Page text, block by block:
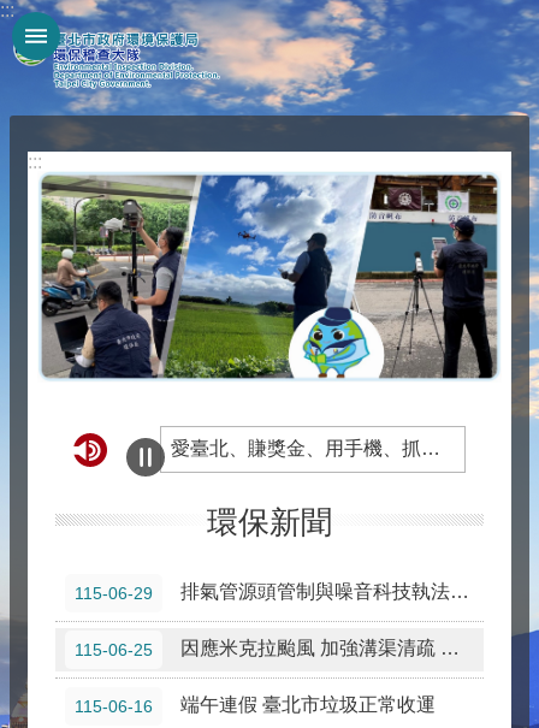
跳到主要內容區塊
:::
:::
愛臺北、賺獎金、用手機、抓賄選，檢舉賄選專線0800-024-099，臺北地檢署、臺北市政府政風處關心您。
衛生福利部身心障礙者權利公約（CRPD）宣導
臺北市全民國防應變手冊(114年版)
有長照需求請撥打專線1966_一通電話服務到家_ 臺北市衛生局關心您
環保新聞
115-06-29 排氣管源頭管制與噪音科技執法成效顯著 噪音車陳情案件減少53%
115-06-25 因應米克拉颱風 加強溝渠清疏 做好防災整備 北市溝渠巡清次數近年成長1.8% 不減反增
115-06-16 端午連假 臺北市垃圾正常收運